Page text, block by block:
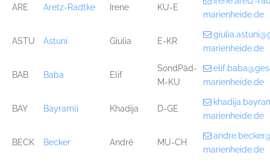
ARE Aretz-Radtke Irene KU-E
marienheide.de
ASTU Astuni Giulia E-KR
marienheide.de
BAB Baba Elif
SondPäd-
M-KU
marienheide.de
BAY Bayramli Khadija D-GE
marienheide.de
BECK Becker André MU-CH
marienheide.de